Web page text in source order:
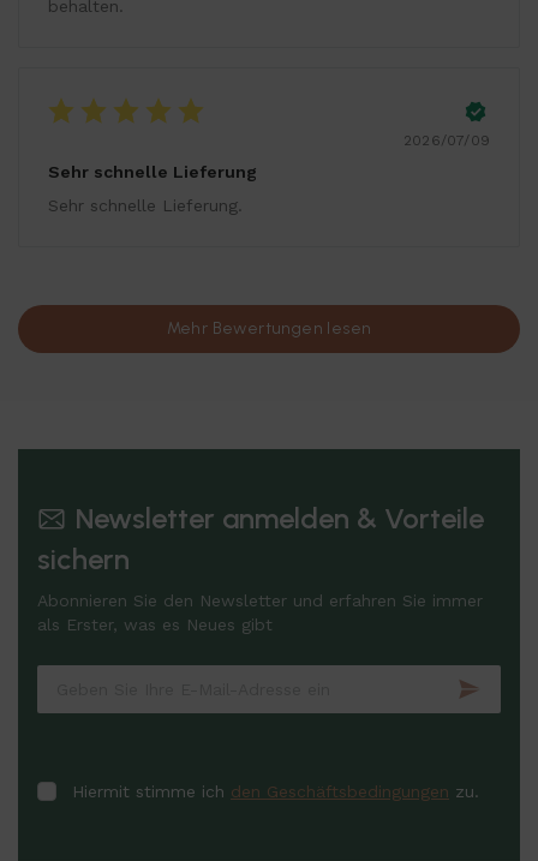
behalten.
2026/07/09
Sehr schnelle Lieferung
Sehr schnelle Lieferung.
Mehr Bewertungen lesen
Newsletter anmelden & Vorteile
sichern
Abonnieren Sie den Newsletter und erfahren Sie immer
als Erster, was es Neues gibt
Hiermit stimme ich den Geschäftsbedingungen zu.